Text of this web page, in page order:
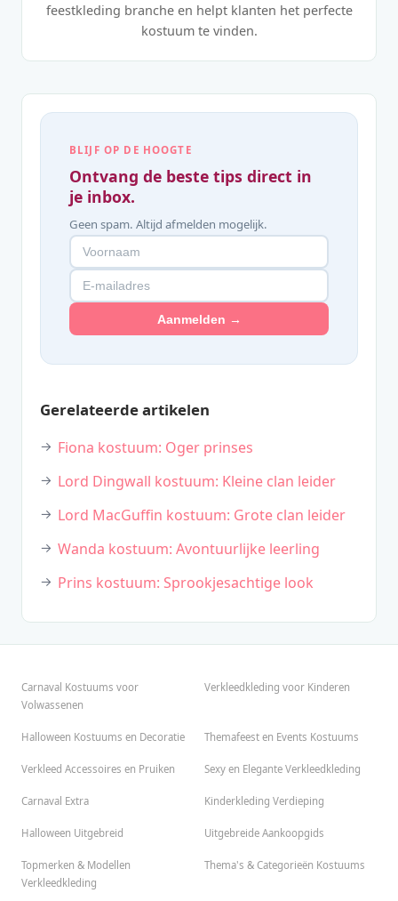
feestkleding branche en helpt klanten het perfecte
kostuum te vinden.
BLIJF OP DE HOOGTE
Ontvang de beste tips direct in
je inbox.
Geen spam. Altijd afmelden mogelijk.
Aanmelden →
Gerelateerde artikelen
Fiona kostuum: Oger prinses
Lord Dingwall kostuum: Kleine clan leider
Lord MacGuffin kostuum: Grote clan leider
Wanda kostuum: Avontuurlijke leerling
Prins kostuum: Sprookjesachtige look
Carnaval Kostuums voor
Volwassenen
Verkleedkleding voor Kinderen
Halloween Kostuums en Decoratie Themafeest en Events Kostuums
Verkleed Accessoires en Pruiken Sexy en Elegante Verkleedkleding
Carnaval Extra Kinderkleding Verdieping
Halloween Uitgebreid Uitgebreide Aankoopgids
Topmerken & Modellen
Verkleedkleding
Thema's & Categorieën Kostuums